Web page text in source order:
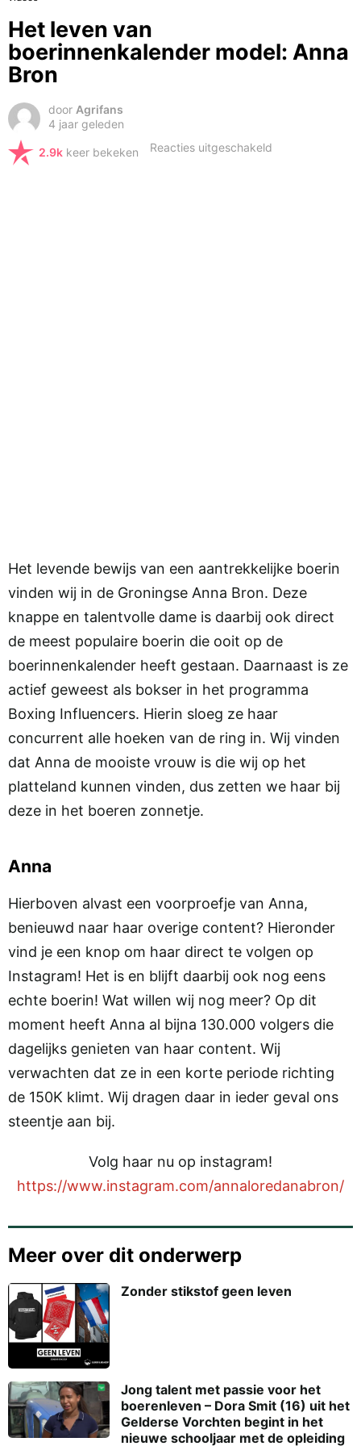
Het leven van
boerinnenkalender model: Anna
Bron
door Agrifans
4 jaar geleden
2.9k keer bekeken Reacties uitgeschakeld
Het levende bewijs van een aantrekkelijke boerin
vinden wij in de Groningse Anna Bron. Deze
knappe en talentvolle dame is daarbij ook direct
de meest populaire boerin die ooit op de
boerinnenkalender heeft gestaan. Daarnaast is ze
actief geweest als bokser in het programma
Boxing Influencers. Hierin sloeg ze haar
concurrent alle hoeken van de ring in. Wij vinden
dat Anna de mooiste vrouw is die wij op het
platteland kunnen vinden, dus zetten we haar bij
deze in het boeren zonnetje.
Anna
Hierboven alvast een voorproefje van Anna,
benieuwd naar haar overige content? Hieronder
vind je een knop om haar direct te volgen op
Instagram! Het is en blijft daarbij ook nog eens
echte boerin! Wat willen wij nog meer? Op dit
moment heeft Anna al bijna 130.000 volgers die
dagelijks genieten van haar content. Wij
verwachten dat ze in een korte periode richting
de 150K klimt. Wij dragen daar in ieder geval ons
steentje aan bij.
Volg haar nu op instagram!
https://www.instagram.com/annaloredanabron/
Meer over dit onderwerp
Zonder stikstof geen leven
Jong talent met passie voor het
boerenleven – Dora Smit (16) uit het
Gelderse Vorchten begint in het
nieuwe schooljaar met de opleiding